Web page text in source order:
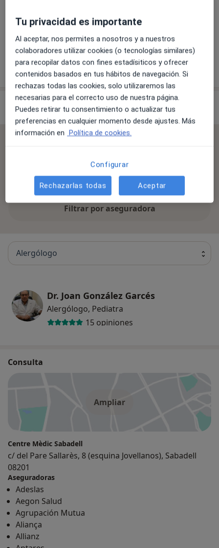
+ 8 servicios
¿Cómo funcionan los precios?
Especialistas & aseguradoras
ubicación y el servicio. Confirma la cobertura en el
proceso de reserva.
Filtrar por aseguradora
Alergólogo
Dr. Joan González Garcés
Alergólogo, Pediatra
15 opiniones
Consulta
Ampliar
Centre Mèdic Sabadell
c/ del Pare Sallarès, 8 (esquina Jovellanos), Sabadell
08201
Aseguradoras
Adeslas
Aegon Salud
Agrupación Mutua
Aliança
Allianz
Tu privacidad es importante
Al aceptar, nos permites a nosotros y a nuestros
colaboradores utilizar cookies (o tecnologías similares)
para recopilar datos con fines estadísiticos y ofrecer
contenidos basados en tus hábitos de navegación. Si
rechazas todas las cookies, solo utilizaremos las
necesarias para el correcto uso de nuestra página.
Puedes retirar tu consentimiento o actualizar tus
preferencias en cualquier momento desde ajustes. Más
información en Política de cookies.
Configurar
Rechazarlas todas Aceptar